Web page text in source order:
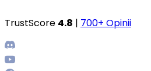
TrustScore 4.8 | 700+ Opinii